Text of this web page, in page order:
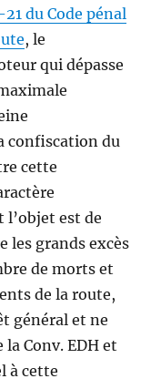
21 du Code pénal
, le
qui dépasse
confiscation du
cette
est de
les grands excès
de morts et
de la route,
général et ne
Conv. EDH et
à cette